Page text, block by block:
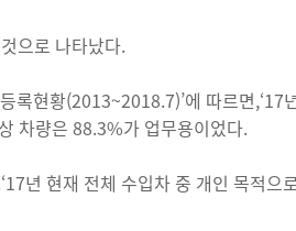
으로 나타났다.
록현황(2013~2018.7)’에 따르면,‘17
차량은 88.3%가 업무용이었다.
년 현재 전체 수입차 중 개인 목적으